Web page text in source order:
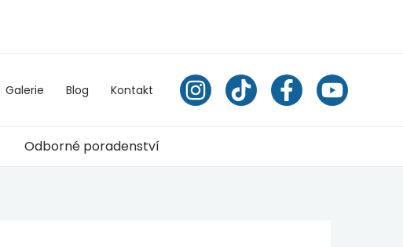
Galerie Blog Kontakt
Odborné poradenství